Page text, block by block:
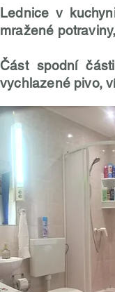
Lednice v
mražené
Část spodní
vychlazené pivo,